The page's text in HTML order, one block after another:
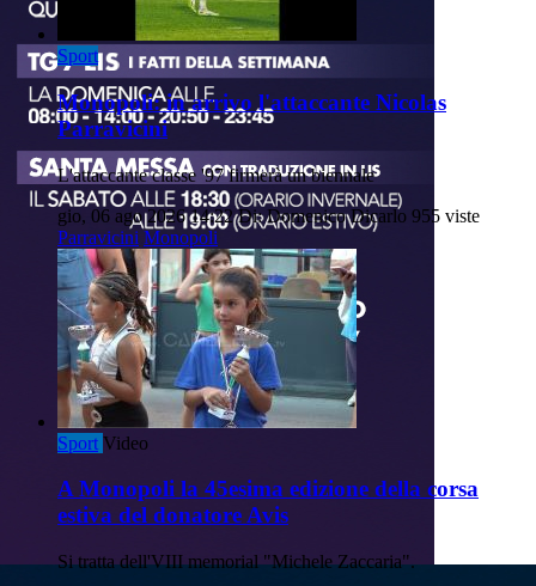
Sport
Monopoli: in arrivo l'attaccante Nicolas
Parravicini
L'attaccante classe '97 firmerà un biennale
gio, 06 ago 2026 14:22 Di: Domenico Dicarlo 955 viste
Parravicini Monopoli
Sport Video
A Monopoli la 45esima edizione della corsa
estiva del donatore Avis
Si tratta dell'VIII memorial "Michele Zaccaria".